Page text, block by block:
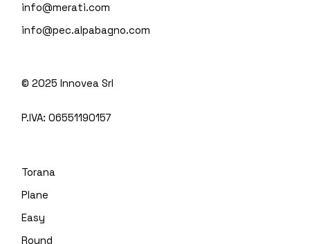
info@merati.com
info@pec.alpabagno.com
© 2025Innovea Srl
P.IVA:06551190157
Torana
Plane
Easy
Round